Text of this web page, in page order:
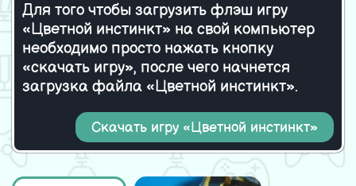
Для того чтобы загрузить флэш игру
«Цветной инстинкт» на свой компьютер
необходимо просто нажать кнопку
«скачать игру», после чего начнется
загрузка файла «Цветной инстинкт».
Скачать игру «Цветной инстинкт»